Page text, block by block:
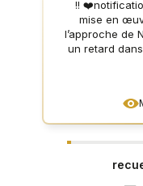
!!
mise en
l’approche de
un retard dans
mais très poli.